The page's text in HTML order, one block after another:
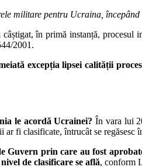
militare pentru Ucraina, începând
în primă instanță, procesul
2001.
excepția lipsei calității
le acordă Ucrainei? În vara lui
fi clasificate, întrucât se regăsesc
Guvern prin care au fost
de clasificare se află, conform